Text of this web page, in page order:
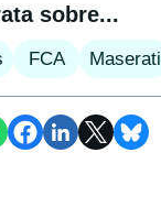
sobre...
FCA Maserati